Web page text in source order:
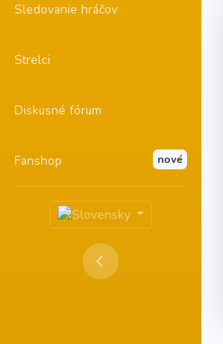
Sledovanie hráčov
Strelci
Diskusné fórum
Fanshop nové